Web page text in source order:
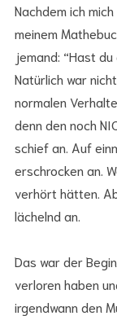
Nachdem ich
meinem
jemand: “Hast
Natürlich war
normalen
denn den noch
schief an. Auf
erschrocken an.
verhört hätten.
lächelnd an.
Das war der
verloren haben
irgendwann den